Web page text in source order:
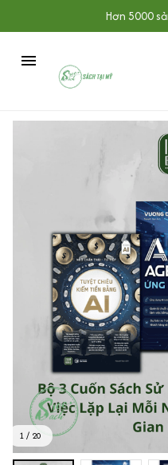
Hơn 5000
1 / 20